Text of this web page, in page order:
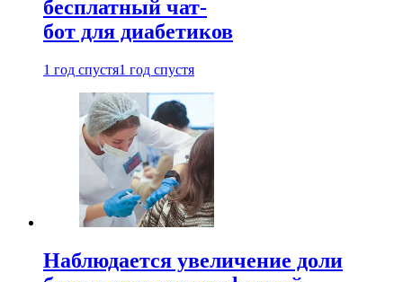
бесплатный чат-
бот для диабетиков
1 год спустя1 год спустя
Наблюдается увеличение доли